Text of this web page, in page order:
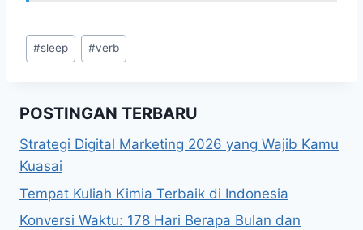
Post
Tags:
#sleep #verb
POSTINGAN TERBARU
Strategi Digital Marketing 2026 yang Wajib Kamu
Kuasai
Tempat Kuliah Kimia Terbaik di Indonesia
Konversi Waktu: 178 Hari Berapa Bulan dan